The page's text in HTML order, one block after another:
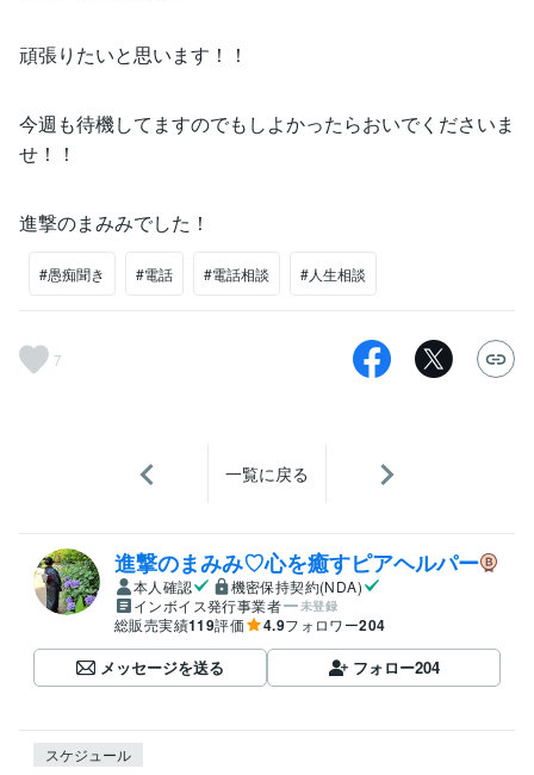
頑張りたいと思います！！
今週も待機してますのでもしよかったらおいでくださいま
せ！！
進撃のまみみでした！
#愚痴聞き #電話 #電話相談 #人生相談
7
一覧に戻る
進撃のまみみ♡心を癒すピアヘルパー
本人確認
機密保持契約(NDA)
インボイス発行事業者
未登録
総販売実績119評価 4.9フォロワー204
メッセージを送る フォロー204
スケジュール